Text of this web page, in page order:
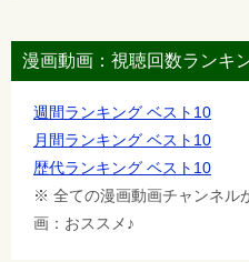
漫画動画：視聴回数ランキ
週間ランキング ベスト10
月間ランキング ベスト10
歴代ランキング ベスト10
※ 全ての漫画動画チャンネル
画：おススメ♪